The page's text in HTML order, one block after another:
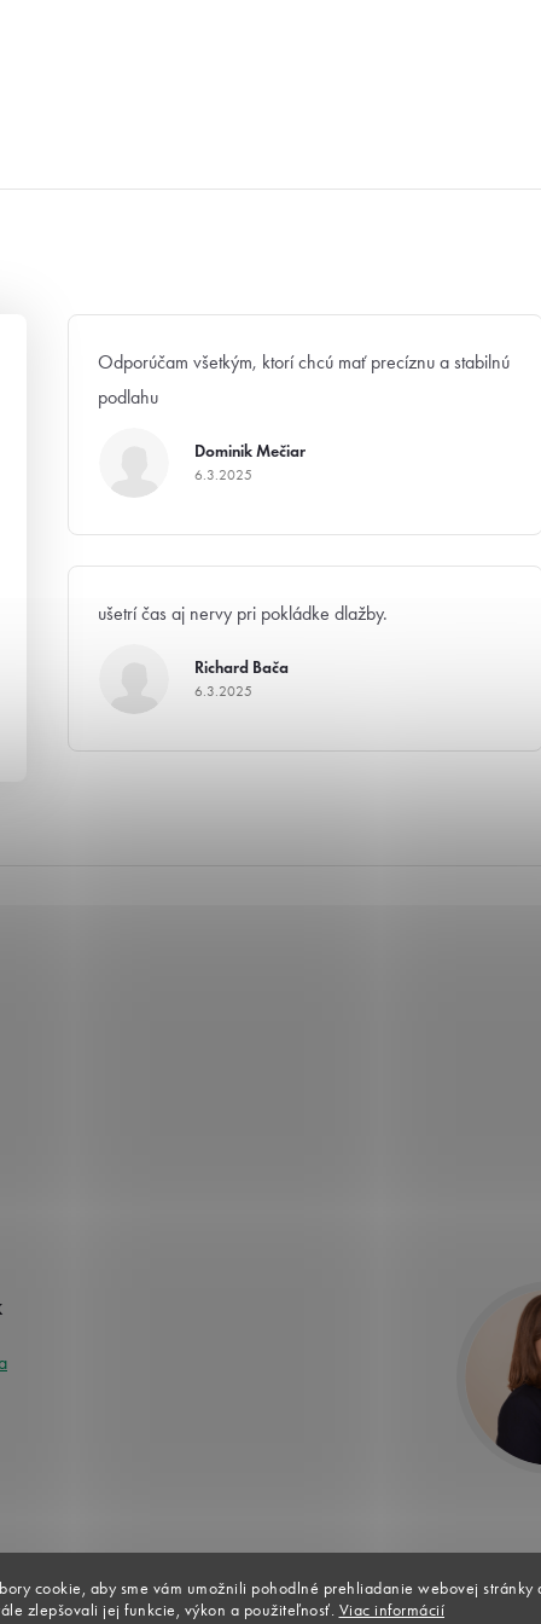
cookie, aby sme vám umožnili pohodlné prehliadanie webovej stránky
zlepšovali jej funkcie, výkon a použiteľnosť. Viac informácií
Dominik Mečiar
Hodnotenie produktu je 5 z 5 hviezdičiek.
6.3.2025
Odporúčam všetkým, ktorí chcú mať precíznu a stabilnú
podlahu
Richard Bača
Hodnotenie produktu je 5 z 5 hviezdičiek.
6.3.2025
ušetrí čas aj nervy pri pokládke dlažby.